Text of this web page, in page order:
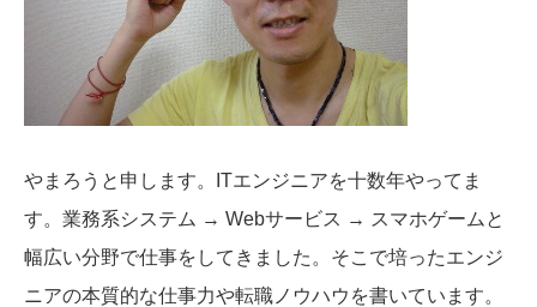
やまろうと申します。ITエンジニアを十数年やってま
す。業務系システム → Webサービス → スマホゲームと
幅広い分野で仕事をしてきました。そこで培ったエンジ
ニアの本質的な仕事力や転職ノウハウを書いています。